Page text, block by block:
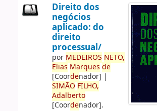
Direito dos
negócios
aplicado: do
direito
processual/
por MEDEIROS NETO,
Elias Marques de
[Coordenador] |
SIMÃO FILHO,
Adalberto
[Coordenador].